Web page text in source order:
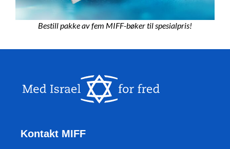
Bestill pakke av fem MIFF-bøker til spesialpris!
Kontakt MIFF